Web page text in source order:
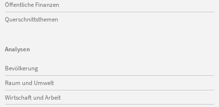
Öffentliche Finanzen
Querschnittsthemen
Analysen
Navigation
überspringen
Bevölkerung
Raum und Umwelt
Wirtschaft und Arbeit